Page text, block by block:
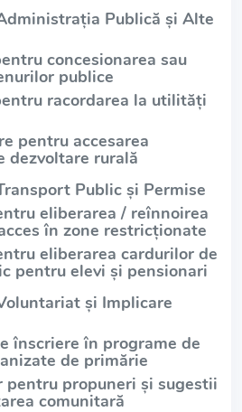
Publică și Alte
concesionarea sau
publice
racordarea la utilități
pentru accesarea
dezvoltare rurală
Public și Permise
eliberarea / reînnoirea
în zone restricționate
eliberarea cardurilor de
pentru elevi și pensionari
și Implicare
înscriere în programe de
de primărie
pentru propuneri și sugestii
comunitară